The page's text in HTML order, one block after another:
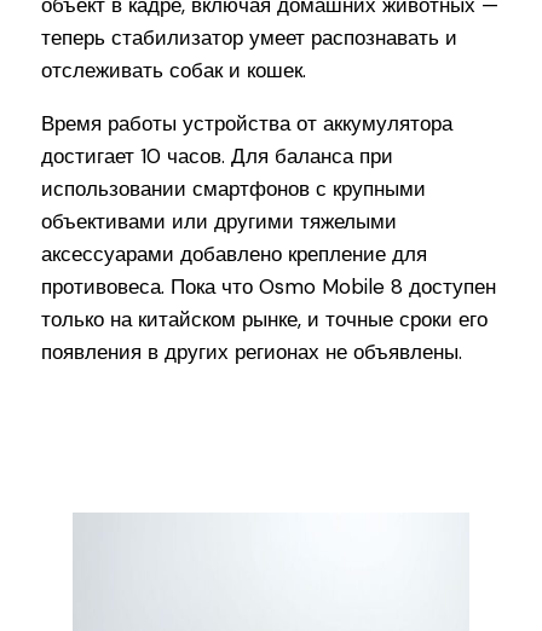
теперь стабилизатор умеет распознавать и
отслеживать собак и кошек.
Время работы устройства от аккумулятора
достигает 10 часов. Для баланса при
использовании смартфонов с крупными
объективами или другими тяжелыми
аксессуарами добавлено крепление для
противовеса. Пока что Osmo Mobile 8 доступен
только на китайском рынке, и точные сроки его
появления в других регионах не объявлены.